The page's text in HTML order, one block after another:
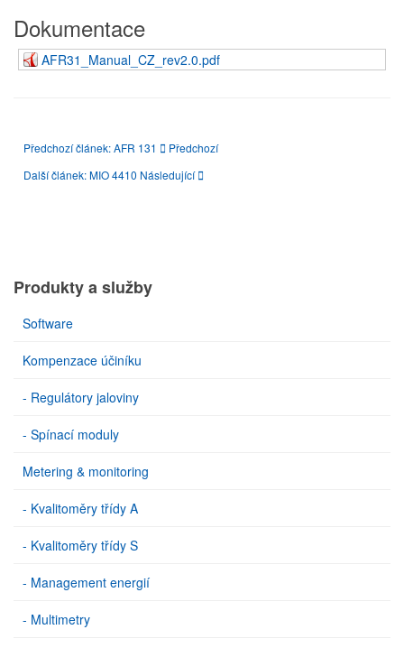
Dokumentace
AFR31_Manual_CZ_rev2.0.pdf
Předchozí článek: AFR 131
Předchozí
Další článek: MIO 4410 Následující
Produkty a služby
Software
Kompenzace účiníku
- Regulátory jaloviny
- Spínací moduly
Metering & monitoring
- Kvalitoměry třídy A
- Kvalitoměry třídy S
- Management energií
- Multimetry